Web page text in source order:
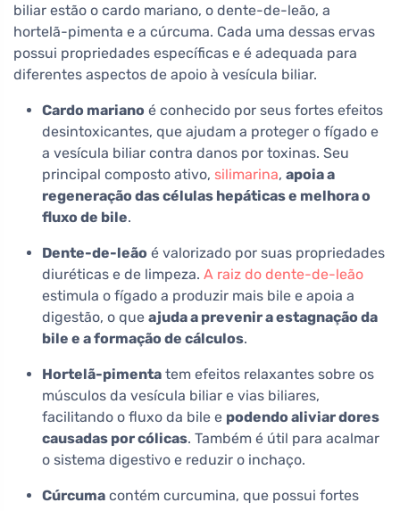
biliar estão o cardo mariano, o dente-de-leão, a
hortelã-pimenta e a cúrcuma. Cada uma dessas ervas
possui propriedades específicas e é adequada para
diferentes aspectos de apoio à vesícula biliar.
Cardo mariano é conhecido por seus fortes efeitos
desintoxicantes, que ajudam a proteger o fígado e
a vesícula biliar contra danos por toxinas. Seu
principal composto ativo, silimarina, apoia a
regeneração das células hepáticas e melhora o
fluxo de bile.
Dente-de-leão é valorizado por suas propriedades
diuréticas e de limpeza. A raiz do dente-de-leão
estimula o fígado a produzir mais bile e apoia a
digestão, o que ajuda a prevenir a estagnação da
bile e a formação de cálculos.
Hortelã-pimenta tem efeitos relaxantes sobre os
músculos da vesícula biliar e vias biliares,
facilitando o fluxo da bile e podendo aliviar dores
causadas por cólicas. Também é útil para acalmar
o sistema digestivo e reduzir o inchaço.
Cúrcuma contém curcumina, que possui fortes